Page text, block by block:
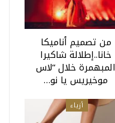
من تصميم أناميكا
خانا..إطلالة شاكيرا
المبهمرة خلال “لاس
موخيريس يا نو…
أزياء